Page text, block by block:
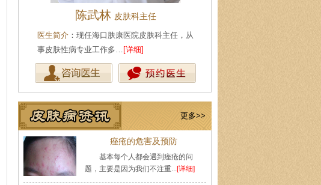
王珍 会诊专家
医生简介 ：原海南医学院附属医院皮肤科主任
医师，副教授。从事皮… [详细]
更多>>
痤疮的危害及预防
基本每个人都会遇到痤疮的问
题，主要是因为我们不注重...[详细]